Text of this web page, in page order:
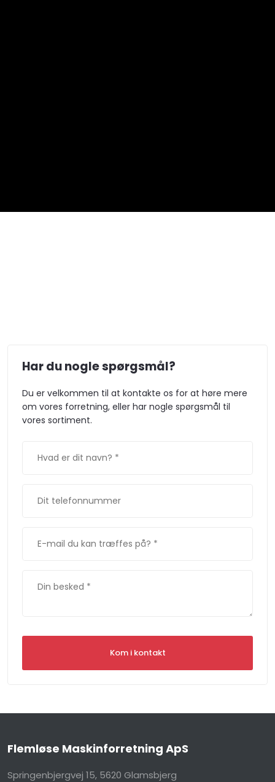
Har du nogle spørgsmål?​​
Du er velkommen til at kontakte os for at høre mere
om vores forretning, eller har nogle spørgsmål til
vores sortiment.
Flemløse Maskinforretning ApS
Springenbjergvej 15, 5620 Glamsbjerg​